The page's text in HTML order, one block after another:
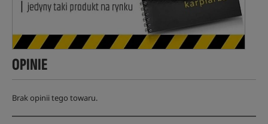
OPINIE
Brak opinii tego towaru.